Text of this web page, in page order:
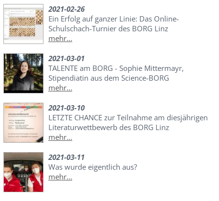
2021-02-26
Ein Erfolg auf ganzer Linie: Das Online-
Schulschach-Turnier des BORG Linz
mehr...
2021-03-01
TALENTE am BORG - Sophie Mittermayr,
Stipendiatin aus dem Science-BORG
mehr...
2021-03-10
LETZTE CHANCE zur Teilnahme am diesjährigen
Literaturwettbewerb des BORG Linz
mehr...
2021-03-11
Was wurde eigentlich aus?
mehr...